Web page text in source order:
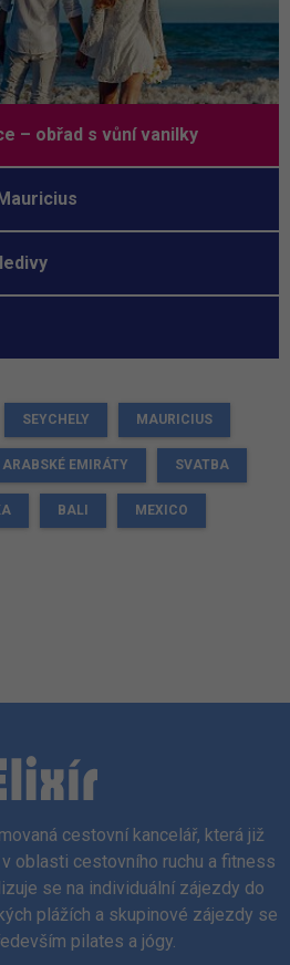
– obřad s vůní vanilky
SEYCHELY MAURICIUS
ARABSKÉ EMIRÁTY SVATBA
BALI MEXICO
cestovní kancelář, která již
oblasti cestovního ruchu a fitness
se na individuální zájezdy do
plážích a skupinové zájezdy se
pilates a jógy.